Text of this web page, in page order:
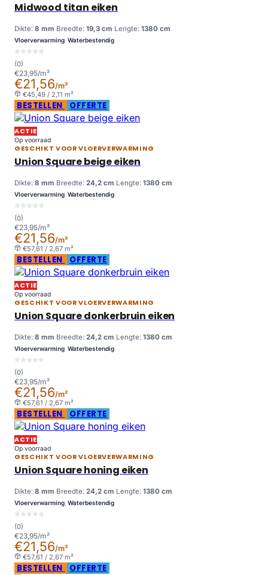
Midwood titan eiken
Dikte: 8 mm Breedte: 19,3 cm Lengte: 1380 cm
Vloerverwarming Waterbestendig
(0)
€23,95/m²
€21,56/m²
€45,49 / 2,11 m²
BESTELLEN OFFERTE
ACTIE
Op voorraad
GESCHIKT VOOR VLOERVERWARMING
Union Square beige eiken
Dikte: 8 mm Breedte: 24,2 cm Lengte: 1380 cm
Vloerverwarming Waterbestendig
(0)
€23,95/m²
€21,56/m²
€57,61 / 2,67 m²
BESTELLEN OFFERTE
ACTIE
Op voorraad
GESCHIKT VOOR VLOERVERWARMING
Union Square donkerbruin eiken
Dikte: 8 mm Breedte: 24,2 cm Lengte: 1380 cm
Vloerverwarming Waterbestendig
(0)
€23,95/m²
€21,56/m²
€57,61 / 2,67 m²
BESTELLEN OFFERTE
ACTIE
Op voorraad
GESCHIKT VOOR VLOERVERWARMING
Union Square honing eiken
Dikte: 8 mm Breedte: 24,2 cm Lengte: 1380 cm
Vloerverwarming Waterbestendig
(0)
€23,95/m²
€21,56/m²
€57,61 / 2,67 m²
BESTELLEN OFFERTE